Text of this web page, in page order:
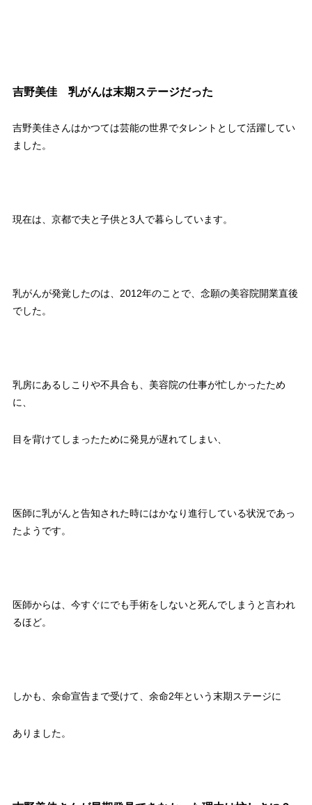
吉野美佳 乳がんは末期ステージだった
吉野美佳さんはかつては芸能の世界でタレントとして活躍してい
ました。
現在は、京都で夫と子供と3人で暮らしています。
乳がんが発覚したのは、2012年のことで、念願の美容院開業直後
でした。
乳房にあるしこりや不具合も、美容院の仕事が忙しかったため
に、
目を背けてしまったために発見が遅れてしまい、
医師に乳がんと告知された時にはかなり進行している状況であっ
たようです。
医師からは、今すぐにでも手術をしないと死んでしまうと言われ
るほど。
しかも、余命宣告まで受けて、余命2年という末期ステージに
ありました。